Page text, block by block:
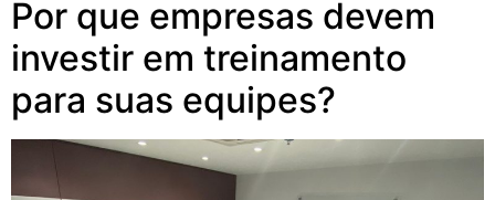
Por que empresas devem
investir em treinamento
para suas equipes?